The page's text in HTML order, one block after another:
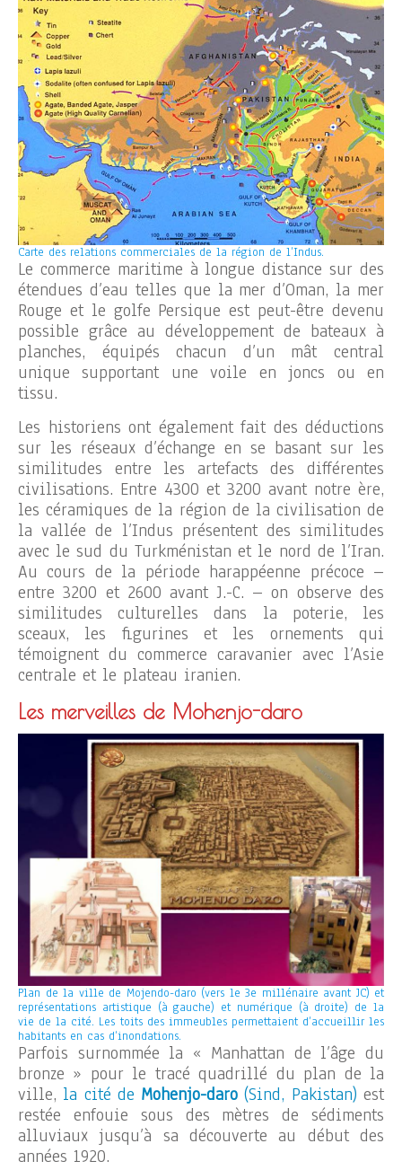
Carte des relations commerciales de la région de l’Indus.
Le commerce maritime à longue distance sur des
étendues d’eau telles que la mer d’Oman, la mer
Rouge et le golfe Persique est peut-être devenu
possible grâce au développement de bateaux à
planches, équipés chacun d’un mât central
unique supportant une voile en joncs ou en
tissu.
Les historiens ont également fait des déductions
sur les réseaux d’échange en se basant sur les
similitudes entre les artefacts des différentes
civilisations. Entre 4300 et 3200 avant notre ère,
les céramiques de la région de la civilisation de
la vallée de l’Indus présentent des similitudes
avec le sud du Turkménistan et le nord de l’Iran.
Au cours de la période harappéenne précoce –
entre 3200 et 2600 avant J.-C. – on observe des
similitudes culturelles dans la poterie, les
sceaux, les figurines et les ornements qui
témoignent du commerce caravanier avec l’Asie
centrale et le plateau iranien.
Les merveilles de Mohenjo-daro
Plan de la ville de Mojendo-daro (vers le 3e millénaire avant JC) et
représentations artistique (à gauche) et numérique (à droite) de la
vie de la cité. Les toits des immeubles permettaient d’accueillir les
habitants en cas d’inondations.
Parfois surnommée la « Manhattan de l’âge du
bronze » pour le tracé quadrillé du plan de la
ville, la cité de Mohenjo-daro (Sind, Pakistan) est
restée enfouie sous des mètres de sédiments
alluviaux jusqu’à sa découverte au début des
années 1920.